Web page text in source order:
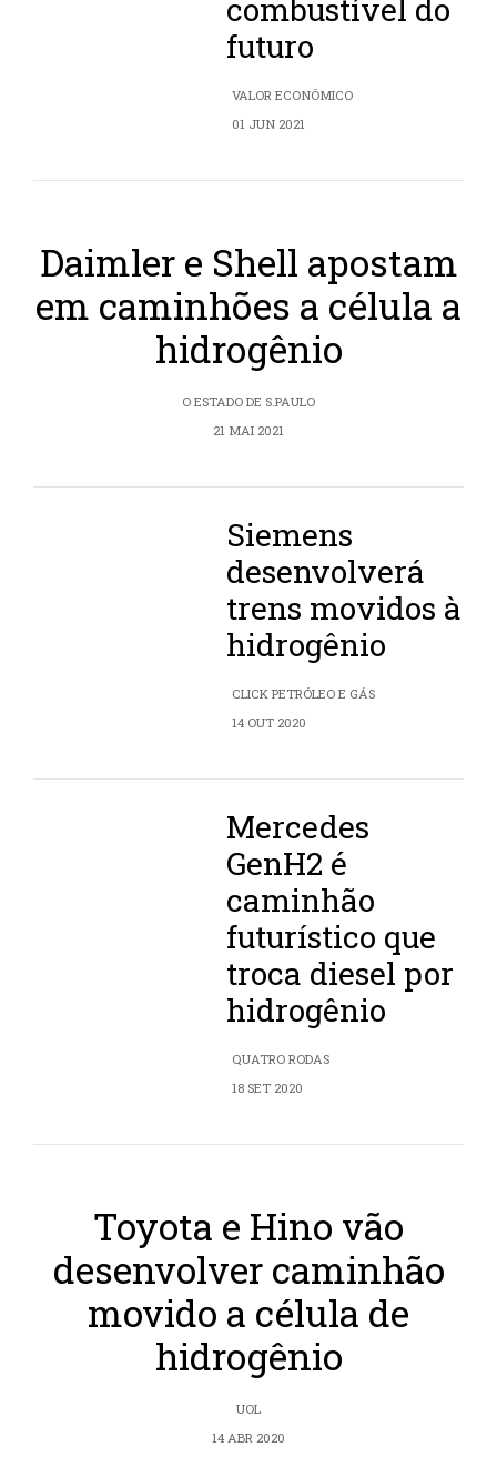
combustível do
futuro
VALOR ECONÔMICO
01 JUN 2021
Daimler e Shell apostam
em caminhões a célula a
hidrogênio
O ESTADO DE S.PAULO
21 MAI 2021
Siemens
desenvolverá
trens movidos à
hidrogênio
CLICK PETRÓLEO E GÁS
14 OUT 2020
Mercedes
GenH2 é
caminhão
futurístico que
troca diesel por
hidrogênio
QUATRO RODAS
18 SET 2020
Toyota e Hino vão
desenvolver caminhão
movido a célula de
hidrogênio
UOL
14 ABR 2020